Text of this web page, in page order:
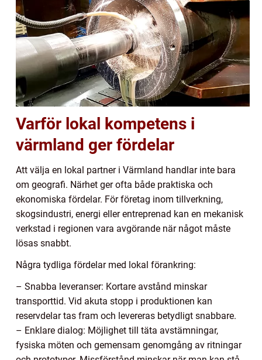
Varför lokal kompetens i
värmland ger fördelar
Att välja en lokal partner i Värmland handlar inte bara
om geografi. Närhet ger ofta både praktiska och
ekonomiska fördelar. För företag inom tillverkning,
skogsindustri, energi eller entreprenad kan en mekanisk
verkstad i regionen vara avgörande när något måste
lösas snabbt.
Några tydliga fördelar med lokal förankring:
– Snabba leveranser: Kortare avstånd minskar
transporttid. Vid akuta stopp i produktionen kan
reservdelar tas fram och levereras betydligt snabbare.
– Enklare dialog: Möjlighet till täta avstämningar,
fysiska möten och gemensam genomgång av ritningar